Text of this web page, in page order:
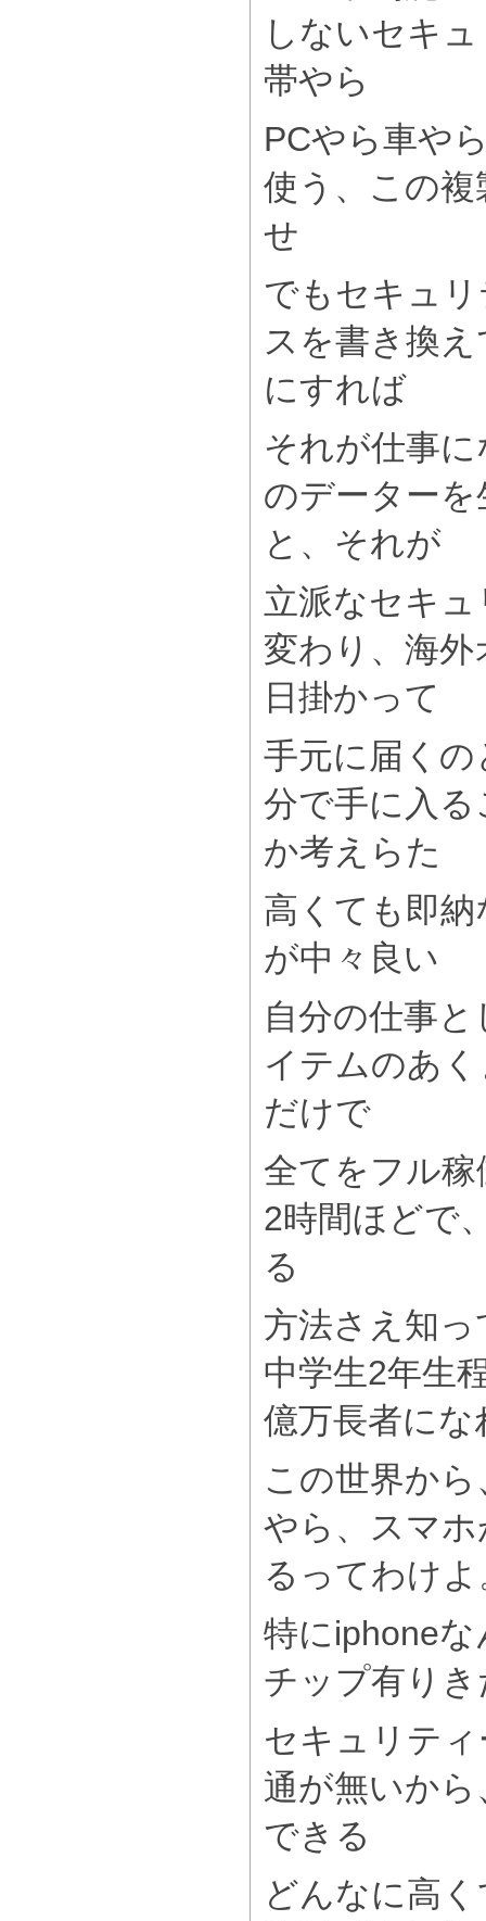
しないセキ
帯やら
PCやら車や
使う、この
せ
でもセキュ
スを書き換
にすれば
それが仕事
のデーター
と、それが
立派なセキ
変わり、海
日掛かって
手元に届く
分で手に入
か考えらた
高くても即
が中々良い
自分の仕事
イテムのあ
だけで
全てをフル
2時間ほどで
る
方法さえ知
中学生2年生
億万長者に
この世界か
やら、スマ
るってわけよ
特にiphone
チップ有り
セキュリテ
通が無いか
できる
どんなに高